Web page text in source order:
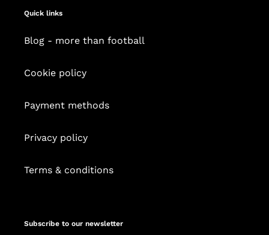
Quick links
Blog - more than football
Cookie policy
Payment methods
Privacy policy
Terms & conditions
Subscribe to our newsletter